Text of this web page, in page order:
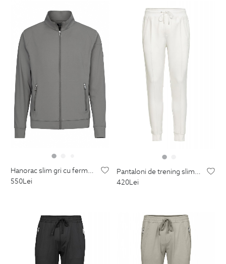
hanorac slim gri cu fermoar
550Lei
pantaloni de trening slim albi uni
420Lei